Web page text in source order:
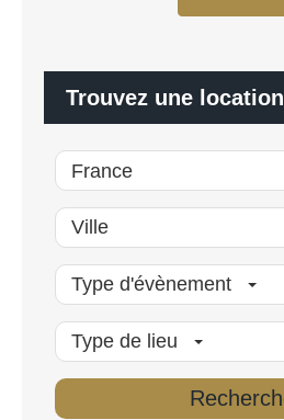
s
Trouvez une location
Type d'évènement
Type de lieu